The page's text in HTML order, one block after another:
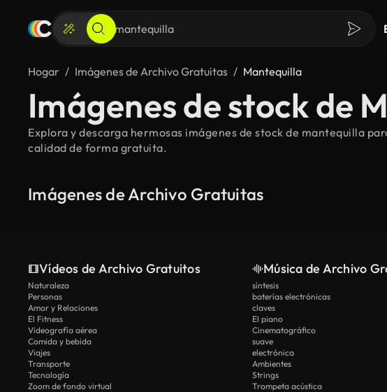
Hogar Imágenes de Archivo Gratuitas Mantequilla
Imágenes de stock de
Explora y descarga hermosas imágenes de stock de mantequilla
calidad de forma gratuita.
Imágenes de Archivo Gratuitas
Vídeos de Archivo Gratuitos
Naturaleza
Personas
Amor y Relaciones
El Fitness
Videografía aérea
Comida y bebida
Viajes
Transporte
Tecnología
Zoom de fondo virtual
Música de Archivo
síntesis
baterías electrónicas
claves
El piano
Cinematográfico
suave
electrónica
Ambientes
Strings
Trompeta acústica